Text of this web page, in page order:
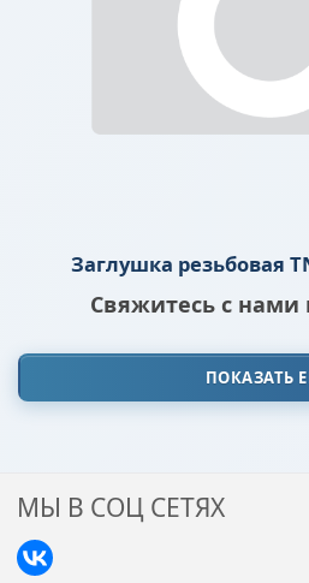
Заглушка резьбовая
Свяжитесь с нами
ПОКАЗАТЬ
МЫ В СОЦ СЕТЯХ